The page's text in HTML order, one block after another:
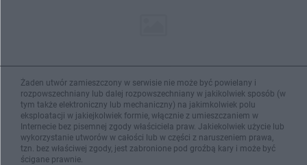
Żaden utwór zamieszczony w serwisie nie może być powielany i
rozpowszechniany lub dalej rozpowszechniany w jakikolwiek sposób (w
tym także elektroniczny lub mechaniczny) na jakimkolwiek polu
eksploatacji w jakiejkolwiek formie, włącznie z umieszczaniem w
Internecie bez pisemnej zgody właściciela praw. Jakiekolwiek użycie lub
wykorzystanie utworów w całości lub w części z naruszeniem prawa,
tzn. bez właściwej zgody, jest zabronione pod groźbą kary i może być
ścigane prawnie.